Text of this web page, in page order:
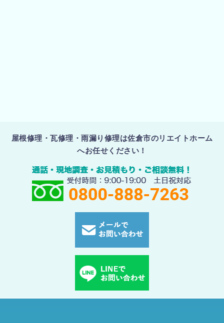
屋根修理・瓦修理・雨漏り修理は佐倉市のリエイトホーム
へお任せください！